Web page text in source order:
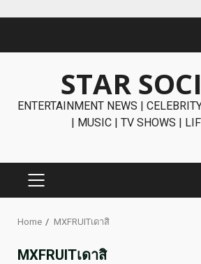
STAR
ENTERTAINMENT NEWS |
| MUSIC | TV SHOWS |
PRIMARY
Home MXFRUITเดาสิ
MXFRUITเดาสิ